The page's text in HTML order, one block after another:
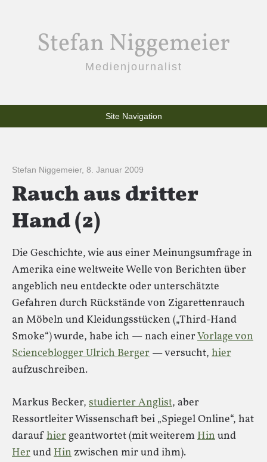
Stefan Niggemeier
Medienjournalist
Site Navigation
Stefan Niggemeier, 8. Januar 2009
Rauch aus dritter
Hand (2)
Die Geschichte, wie aus einer Meinungsumfrage in
Amerika eine weltweite Welle von Berichten über
angeblich neu entdeckte oder unterschätzte
Gefahren durch Rückstände von Zigarettenrauch
an Möbeln und Kleidungsstücken („Third-Hand
Smoke“) wurde, habe ich — nach einerVorlage von
Scienceblogger Ulrich Berger — versucht, hier
aufzuschreiben.
Markus Becker, studierter Anglist, aber
Ressortleiter Wissenschaft bei „Spiegel Online“, hat
daraufhiergeantwortet (mit weiteremHinund
HerundHin zwischen mir und ihm).